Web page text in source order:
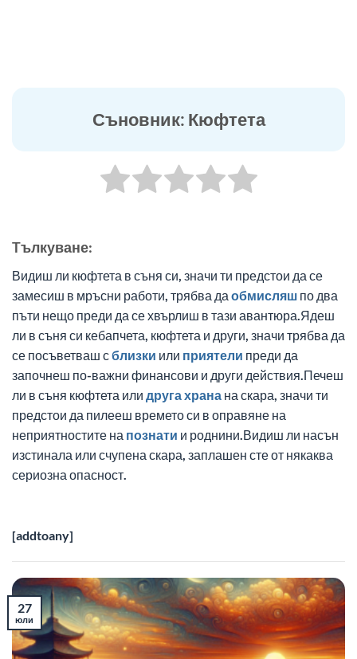
Съновник: Кюфтета
Tълкуване:
Видиш ли кюфтета в съня си, значи ти предстои да се
замесиш в мръсни работи, трябва да обмисляш по два
пъти нещо преди да се хвърлиш в тази авантюра.Ядеш
ли в съня си кебапчета, кюфтета и други, значи трябва да
се посъветваш сблизки или приятели преди да
започнеш по-важни финансови и други действия.Печеш
ли в съня кюфтета или другахрана на скара, значи ти
предстои да пилееш времето си в оправяне на
неприятностите на познати и роднини.Видиш ли насън
изстинала или счупена скара, заплашен сте от някаква
сериозна опасност.
[addtoany]
27
юли